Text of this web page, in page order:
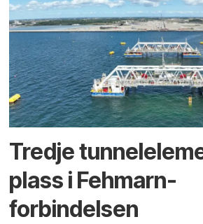
Tredje
plass i Fehmarn-
forbindelsen